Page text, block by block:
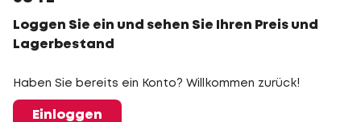
Loggen Sie ein und sehen Sie Ihren Preis und
Lagerbestand
Haben Sie bereits ein Konto? Willkommen zurück!
Einloggen